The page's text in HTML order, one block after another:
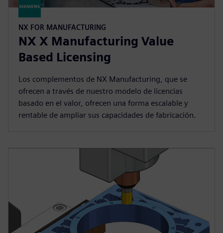
NX FOR MANUFACTURING
NX X Manufacturing Value
Based Licensing
Los complementos de NX Manufacturing, que se
ofrecen a través de nuestro modelo de licencias
basado en el valor, ofrecen una forma escalable y
rentable de ampliar sus capacidades de fabricación.